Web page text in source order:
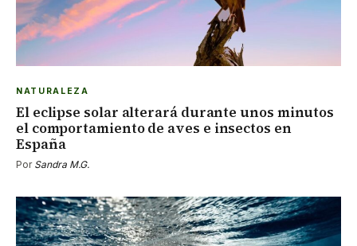
NATURALEZA
El eclipse solar alterará durante unos minutos
el comportamiento de aves e insectos en
España
Por Sandra M.G.